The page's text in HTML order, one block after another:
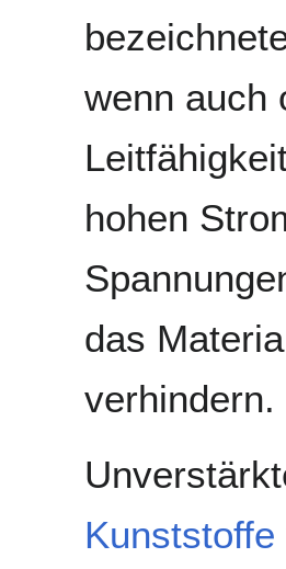
wenn auch
hohen
das
verhindern.
Kunststoffe